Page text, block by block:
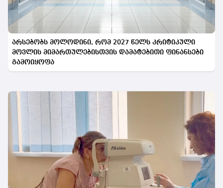
არსებობს მოლოდინი, რომ 2027 წელს კრიტიკული
მოვლის მიმართულებისთვის დამატებითი ფინანსები
გამოიყოფა